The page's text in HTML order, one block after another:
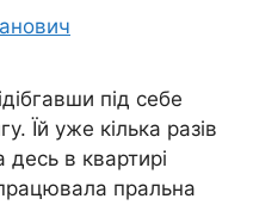
під себе
Їй уже кілька разів
в квартирі
пральна